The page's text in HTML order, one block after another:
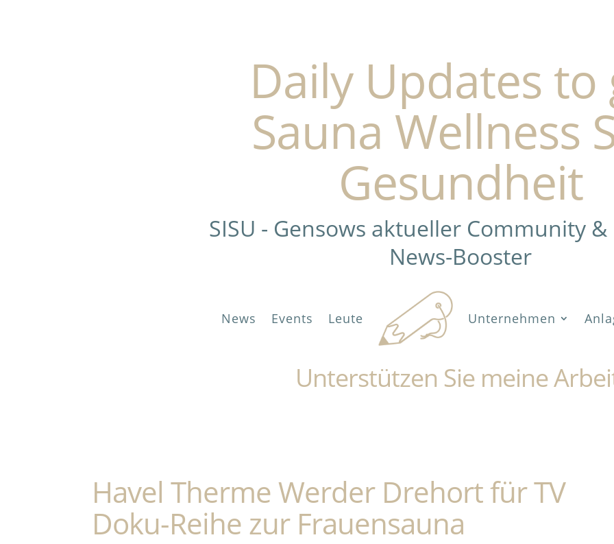
Daily Updates to
Sauna Wellness
Gesundheit
SISU - Gensows aktueller Community
News-Booster
News Events Leute Unternehmen
Unterstützen Sie meine
Havel Therme Werder Drehort für TV
Doku-Reihe zur Frauensauna